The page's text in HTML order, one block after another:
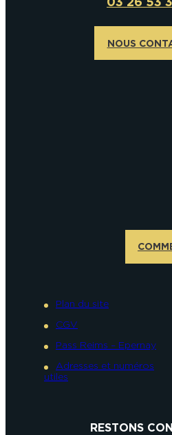
NOUS
Plan du site
CGV
Pass Reims – Epernay
Adresses et numéros
utiles
RESTONS